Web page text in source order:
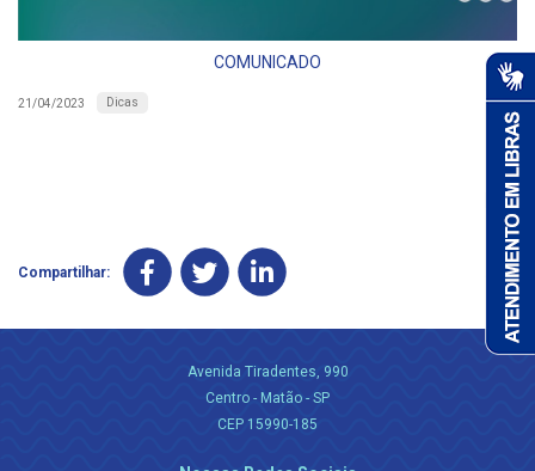
COMUNICADO
21/04/2023 Dicas
Compartilhar:
Avenida Tiradentes, 990
Centro - Matão - SP
CEP 15990-185